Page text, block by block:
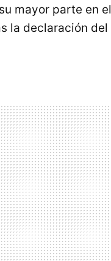
mayor parte en el
la declaración del